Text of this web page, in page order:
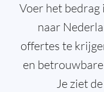
Voer het
naar
offertes te
en
Je ziet